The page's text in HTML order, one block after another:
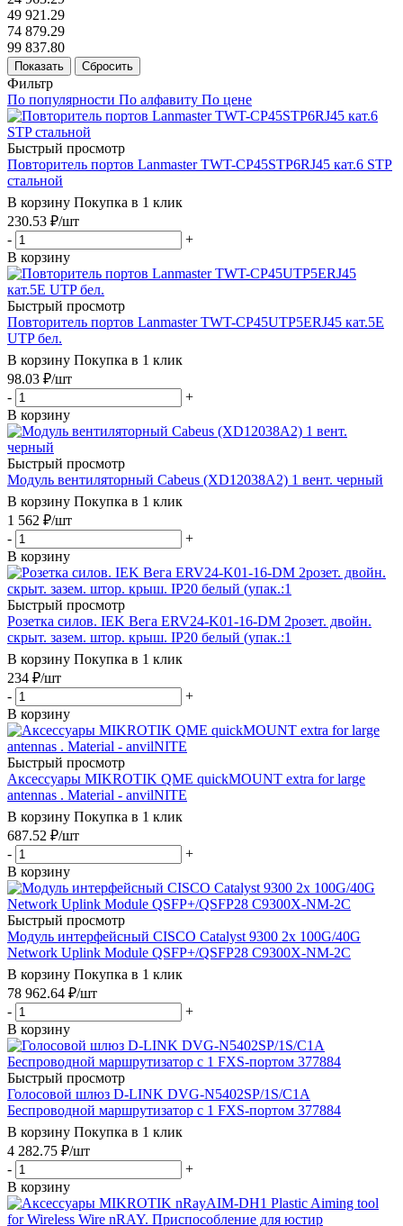
49 921.29
74 879.29
99 837.80
Показать Сбросить
Фильтр
По популярности По алфавиту По цене
Быстрый просмотр
Повторитель портов Lanmaster TWT-CP45STP6RJ45 кат.6 STP
стальной
В корзину Покупка в 1 клик
230.53 ₽/шт
-
+
В корзину
Быстрый просмотр
Повторитель портов Lanmaster TWT-CP45UTP5ERJ45 кат.5E
UTP бел.
В корзину Покупка в 1 клик
98.03 ₽/шт
-
+
В корзину
Быстрый просмотр
Модуль вентиляторный Cabeus (XD12038A2) 1 вент. черный
В корзину Покупка в 1 клик
1 562 ₽/шт
-
+
В корзину
Быстрый просмотр
Розетка силов. IEK Вега ERV24-K01-16-DM 2розет. двойн.
скрыт. зазем. штор. крыш. IP20 белый (упак.:1
В корзину Покупка в 1 клик
234 ₽/шт
-
+
В корзину
Быстрый просмотр
Аксессуары MIKROTIK QME quickMOUNT extra for large
antennas . Material - anvilNITE
В корзину Покупка в 1 клик
687.52 ₽/шт
-
+
В корзину
Быстрый просмотр
Модуль интерфейсный CISCO Catalyst 9300 2x 100G/40G
Network Uplink Module QSFP+/QSFP28 C9300X-NM-2C
В корзину Покупка в 1 клик
78 962.64 ₽/шт
-
+
В корзину
Быстрый просмотр
Голосовой шлюз D-LINK DVG-N5402SP/1S/C1A
Беспроводной маршрутизатор с 1 FXS-портом 377884
В корзину Покупка в 1 клик
4 282.75 ₽/шт
-
+
В корзину